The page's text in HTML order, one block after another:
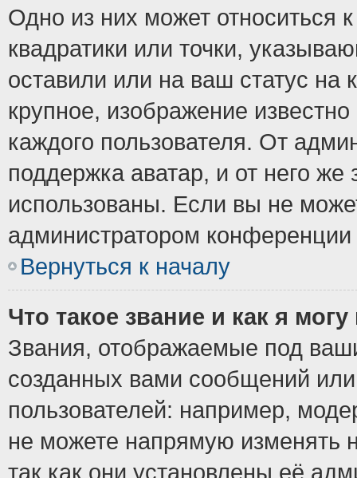
Одно из них может относиться
квадратики или точки,
оставили или на ваш статус
крупное, изображение
каждого пользователя. От
поддержка аватар, и от него же
использованы. Если вы не
администратором
Вернуться к началу
Что такое звание и как я
Звания, отображаемые под
созданных вами сообщений
пользователей: например,
не можете напрямую изменять
так как они установлены её